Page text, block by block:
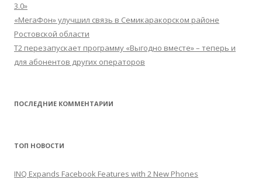
3.0»
«МегаФон» улучшил связь в Семикаракорском районе
Ростовской области
Т2 перезапускает программу «Выгодно вместе» – теперь и
для абонентов других операторов
ПОСЛЕДНИЕ КОММЕНТАРИИ
ТОП НОВОСТИ
INQ Expands Facebook Features with 2 New Phones